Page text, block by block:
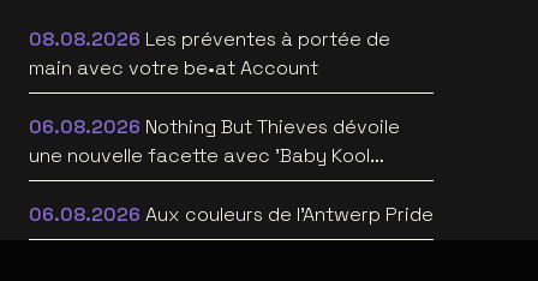
08.08.2026 Les préventes à portée de
main avec votre be•at Account
06.08.2026 Nothing But Thieves dévoile
une nouvelle facette avec 'Baby Kool
(Evelyn)' [video]
06.08.2026 Aux couleurs de l'Antwerp Pride